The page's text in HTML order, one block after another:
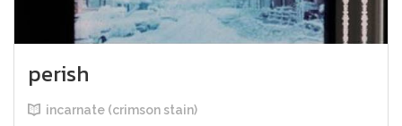
perish
incarnate (crimson stain)